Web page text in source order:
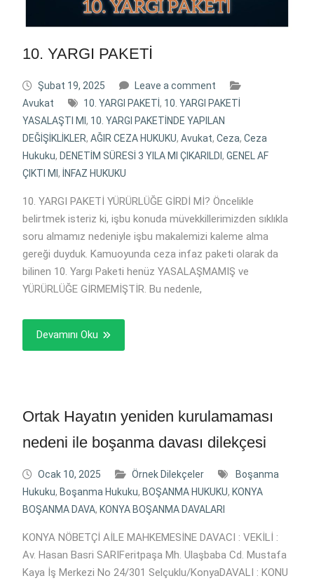
10. YARGI PAKETİ
Şubat 19, 2025
Leave a comment
Avukat
10. YARGI PAKETİ , 10. YARGI PAKETİ
YASALAŞTI MI , 10. YARGI PAKETİNDE YAPILAN
DEĞİŞİKLİKLER, AĞIR CEZA HUKUKU, Avukat, Ceza, Ceza
Hukuku, DENETİM SÜRESİ 3 YILA MI ÇIKARILDI , GENEL AF
ÇIKTI MI , İNFAZ HUKUKU
10. YARGI PAKETİ YÜRÜRLÜĞE GİRDİ Mİ? Öncelikle
belirtmek isteriz ki, işbu konuda müvekkillerimizden sıklıkla
soru almamız nedeniyle işbu makalemizi kaleme alma
gereği duyduk. Kamuoyunda ceza infaz paketi olarak da
bilinen 10. Yargı Paketi henüz YASALAŞMAMIŞ ve
YÜRÜRLÜĞE GİRMEMİŞTİR. Bu nedenle,
Devamını Oku
Ortak Hayatın yeniden kurulamaması
nedeni ile boşanma davası dilekçesi
Ocak 10, 2025 Örnek Dilekçeler
Boşanma
Hukuku, Boşanma Hukuku, BOŞANMA HUKUKU, KONYA
BOŞANMA DAVA, KONYA BOŞANMA DAVALARI
KONYA NÖBETÇİ AİLE MAHKEMESİNE DAVACI : VEKİLİ :
Av. Hasan Basri SARIFeritpaşa Mh. Ulaşbaba Cd. Mustafa
Kaya İş Merkezi No 24/301 Selçuklu/KonyaDAVALI : KONU